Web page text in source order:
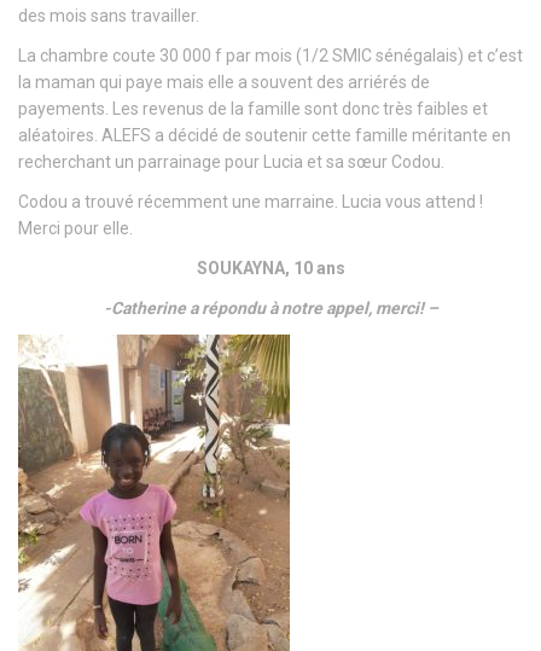
des mois sans travailler.
La chambre coute 30 000 f par mois (1/2 SMIC sénégalais) et c’est
la maman qui paye mais elle a souvent des arriérés de
payements. Les revenus de la famille sont donc très faibles et
aléatoires. ALEFS a décidé de soutenir cette famille méritante en
recherchant un parrainage pour Lucia et sa sœur Codou.
Codou a trouvé récemment une marraine. Lucia vous attend !
Merci pour elle.
SOUKAYNA, 10 ans
-Catherine a répondu à notre appel, merci! –